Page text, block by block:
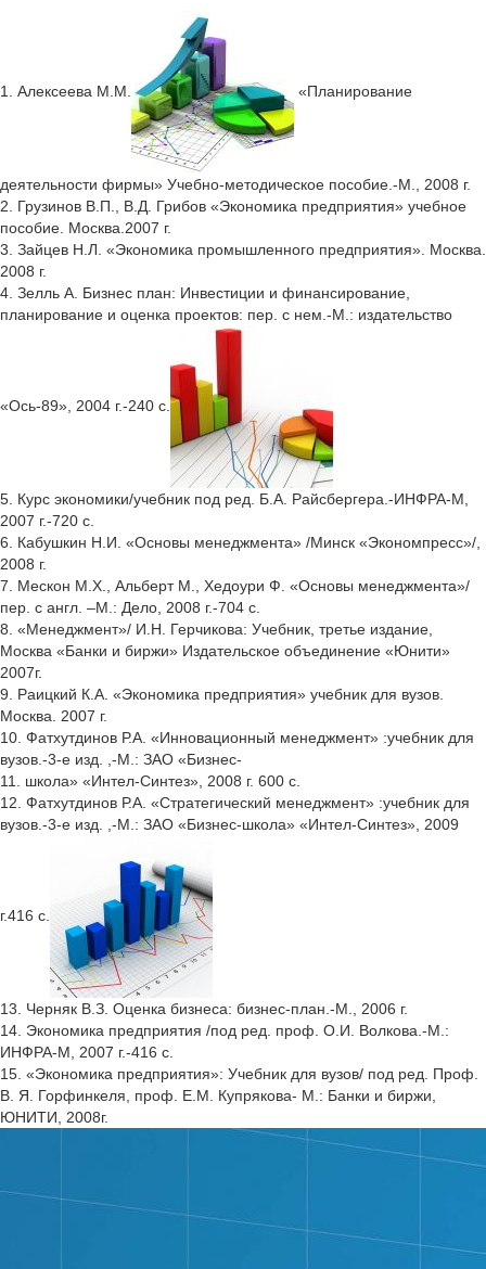
1. Алексеева М.М. «Планирование
деятельности фирмы» Учебно-методическое пособие.-М., 2008 г.
2. Грузинов В.П., В.Д. Грибов «Экономика предприятия» учебное
пособие. Москва.2007 г.
3. Зайцев Н.Л. «Экономика промышленного предприятия». Москва.
2008 г.
4. Зелль А. Бизнес план: Инвестиции и финансирование,
планирование и оценка проектов: пер. с нем.-М.: издательство
«Ось-89», 2004 г.-240 с.
5. Курс экономики/учебник под ред. Б.А. Райсбергера.-ИНФРА-М,
2007 г.-720 с.
6. Кабушкин Н.И. «Основы менеджмента» /Минск «Экономпресс»/,
2008 г.
7. Мескон М.Х., Альберт М., Хедоури Ф. «Основы менеджмента»/
пер. с англ. –М.: Дело, 2008 г.-704 с.
8. «Менеджмент»/ И.Н. Герчикова: Учебник, третье издание,
Москва «Банки и биржи» Издательское объединение «Юнити»
2007г.
9. Раицкий К.А. «Экономика предприятия» учебник для вузов.
Москва. 2007 г.
10. Фатхутдинов Р.А. «Инновационный менеджмент» :учебник для
вузов.-3-е изд. ,-М.: ЗАО «Бизнес-
11. школа» «Интел-Синтез», 2008 г. 600 с.
12. Фатхутдинов Р.А. «Стратегический менеджмент» :учебник для
вузов.-3-е изд. ,-М.: ЗАО «Бизнес-школа» «Интел-Синтез», 2009
г.416 с.
13. Черняк В.З. Оценка бизнеса: бизнес-план.-М., 2006 г.
14. Экономика предприятия /под ред. проф. О.И. Волкова.-М.:
ИНФРА-М, 2007 г.-416 с.
15. «Экономика предприятия»: Учебник для вузов/ под ред. Проф.
В. Я. Горфинкеля, проф. Е.М. Купрякова- М.: Банки и биржи,
ЮНИТИ, 2008г.